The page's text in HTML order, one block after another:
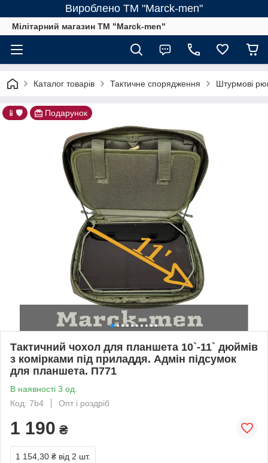
Вироблено ТМ "Marck-men"
Мілітарний магазин ТМ "Marck-men"
Каталог товарів Тактичне спорядження Штурмові
📱🛡️ Подарунок
Тактичний чохол для планшета 10`-11` дюймів
з комірками під приладдя. Адмін підсумок
для планшета. П771
В наявності 3 од.
Код: 7b4
Опт і роздріб
1 190 ₴
1 154,30 ₴ від 2 шт.